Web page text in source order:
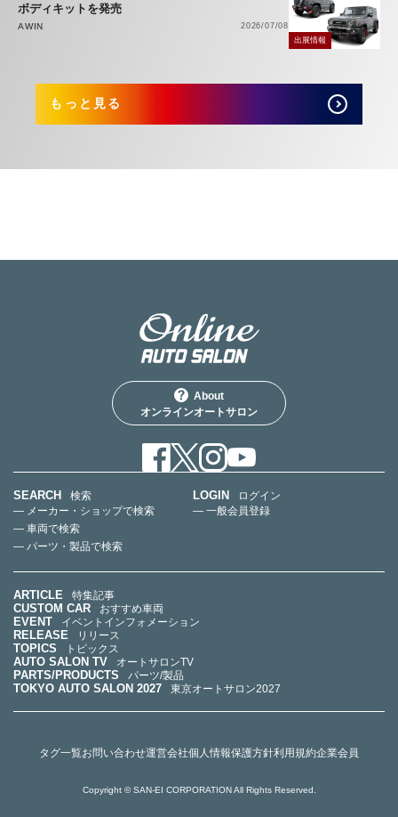
ボディキットを発売
AWIN
2026/07/08
出展情報
もっと見る
About
オンラインオートサロン
SEARCH
検索
— メーカー・ショップで検索
— 車両で検索
— パーツ・製品で検索
LOGIN
ログイン
— 一般会員登録
ARTICLE 特集記事
CUSTOM CAR おすすめ車両
EVENT イベントインフォメーション
RELEASE リリース
TOPICS トピックス
AUTO SALON TV オートサロンTV
PARTS/PRODUCTS パーツ/製品
TOKYO AUTO SALON 2027 東京オートサロン2027
タグ一覧お問い合わせ運営会社個人情報保護方針利用規約企業会員
Copyright © SAN-EI CORPORATION All Rights Reserved.